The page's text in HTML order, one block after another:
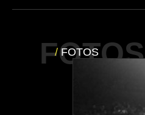
FOTOS
/FOTOS